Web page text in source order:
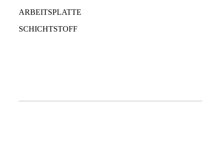
ARBEITSPLATTE
SCHICHTSTOFF